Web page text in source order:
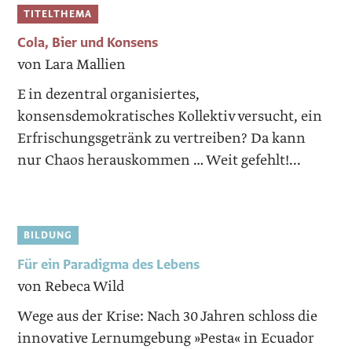
TITELTHEMA
Cola, Bier und Konsens
von Lara Mallien
E in dezentral organisiertes,
konsensdemokratisches Kollektiv versucht, ein
Erfrischungsgetränk zu vertreiben? Da kann
nur Chaos herauskommen … Weit gefehlt!...
BILDUNG
Für ein Paradigma des Lebens
von Rebeca Wild
Wege aus der Krise: Nach 30 Jahren schloss die
innovative Lernumgebung »Pesta« in Ecuador